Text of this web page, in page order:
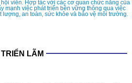
viên. Hợp tác với các cơ quan chức năng của
mạnh việc phát triển bền vững thông qua việc
lượng, an toàn, sức khỏe và bảo vệ môi trường.
LÃM